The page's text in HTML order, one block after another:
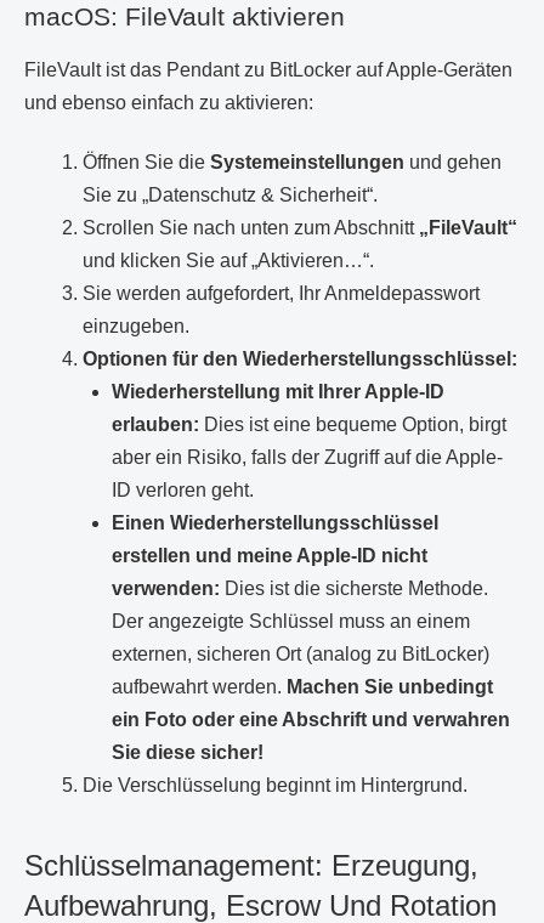
macOS: FileVault aktivieren
FileVault ist das Pendant zu BitLocker auf Apple-Geräten
und ebenso einfach zu aktivieren:
Öffnen Sie die Systemeinstellungen und gehen
Sie zu „Datenschutz & Sicherheit“.
Scrollen Sie nach unten zum Abschnitt „FileVault“
und klicken Sie auf „Aktivieren…“.
Sie werden aufgefordert, Ihr Anmeldepasswort
einzugeben.
Optionen für den Wiederherstellungsschlüssel:
Wiederherstellung mit Ihrer Apple-ID
erlauben: Dies ist eine bequeme Option, birgt
aber ein Risiko, falls der Zugriff auf die Apple-
ID verloren geht.
Einen Wiederherstellungsschlüssel
erstellen und meine Apple-ID nicht
verwenden: Dies ist die sicherste Methode.
Der angezeigte Schlüssel muss an einem
externen, sicheren Ort (analog zu BitLocker)
aufbewahrt werden. Machen Sie unbedingt
ein Foto oder eine Abschrift und verwahren
Sie diese sicher!
Die Verschlüsselung beginnt im Hintergrund.
Schlüsselmanagement: Erzeugung,
Aufbewahrung, Escrow Und Rotation